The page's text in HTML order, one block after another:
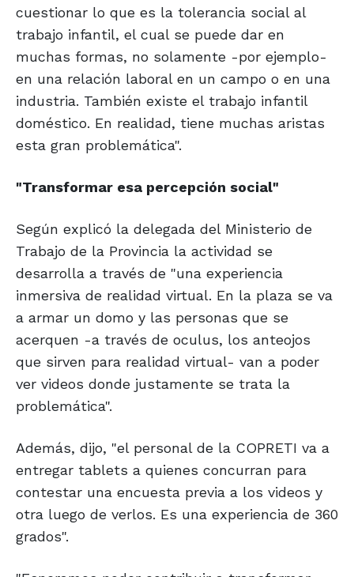
cuestionar lo que es la tolerancia social al
trabajo infantil, el cual se puede dar en
muchas formas, no solamente -por ejemplo-
en una relación laboral en un campo o en una
industria. También existe el trabajo infantil
doméstico. En realidad, tiene muchas aristas
esta gran problemática".
"Transformar esa percepción social"
Según explicó la delegada del Ministerio de
Trabajo de la Provincia la actividad se
desarrolla a través de "una experiencia
inmersiva de realidad virtual. En la plaza se va
a armar un domo y las personas que se
acerquen -a través de oculus, los anteojos
que sirven para realidad virtual- van a poder
ver videos donde justamente se trata la
problemática".
Además, dijo, "el personal de la COPRETI va a
entregar tablets a quienes concurran para
contestar una encuesta previa a los videos y
otra luego de verlos. Es una experiencia de 360
grados".